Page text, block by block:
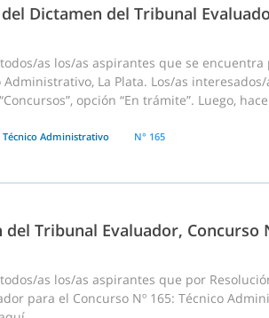
Dictamen del Tribunal
as los/as aspirantes que se
Administrativo, La Plata. Los/as
opción “En trámite”. Luego,
Técnico Administrativo N° 165
del Tribunal Evaluador, Concurso
as los/as aspirantes que por
para el Concurso Nº 165: Técnico